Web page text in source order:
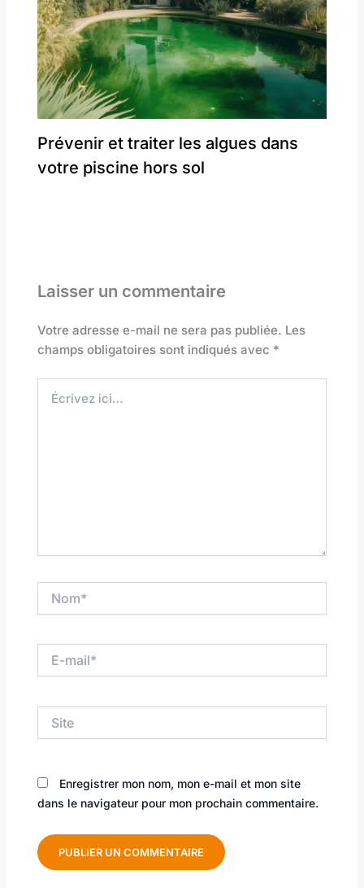
Prévenir et traiter les algues dans
votre piscine hors sol
Laisser un commentaire
Votre adresse e-mail ne sera pas publiée. Les
champs obligatoires sont indiqués avec *
ici…
mail*
Enregistrer mon nom, mon e-mail et mon site
dans le navigateur pour mon prochain commentaire.